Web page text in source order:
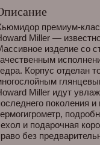
премиум-
Miller —
изделие со
Корпус отделан
Miller идут
поколения
и подарочная
без